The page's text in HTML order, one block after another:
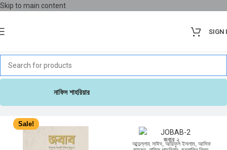
Skip to main content
SIGN
নাফিস শাহরিয়ার
Sale!
জবাব ২
আব্দুল্লাহ সাঈদ, আরিফুল ইসলাম, আসিফ